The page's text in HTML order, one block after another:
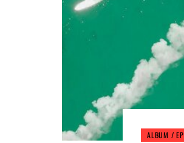
ALBUM / EP